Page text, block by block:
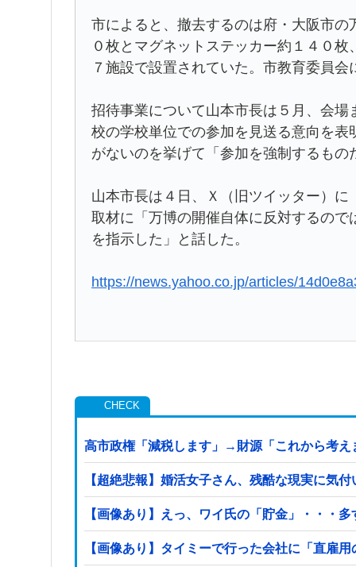
市によると、撤去するのは府・大阪市
０枚とマグネットステッカー約１４０
７施設で設置されていた。市教育委員
招待事業について山本市長は５月、会
校の学校単位での参加を見送る意向を
がないのを挙げて「参加を強制するもの
山本市長は４日、Ｘ（旧ツイッター）
取材に「万博の開催自体に反対するの
を指示した」と話した。
https://news.yahoo.co.jp/articles/
高市政権「減税します」→財源「これから考え
【超絶悲報】婚活女子さん、残酷な現実に気
【画像あり】えっ、ワイ氏の「貯金」・・・
【画像あり】タイミーで行った会社に「直雇